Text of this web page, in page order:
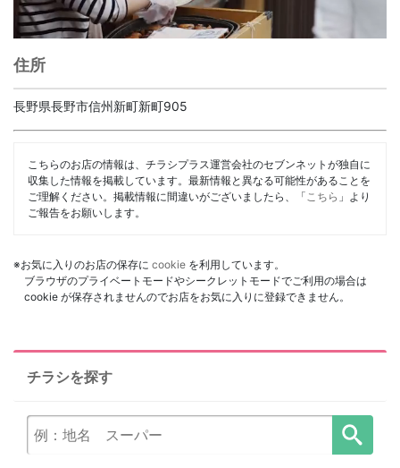
住所
長野県長野市信州新町新町905
こちらのお店の情報は、チラシプラス運営会社のセブンネットが独自に
収集した情報を掲載しています。最新情報と異なる可能性があることを
ご理解ください。掲載情報に間違いがございましたら、「 こちら 」より
ご報告をお願いします。
※お気に入りのお店の保存に cookie を利用しています。
ブラウザのプライベートモードやシークレットモードでご利用の場合は
cookie が保存されませんのでお店をお気に入りに登録できません。
チラシを探す